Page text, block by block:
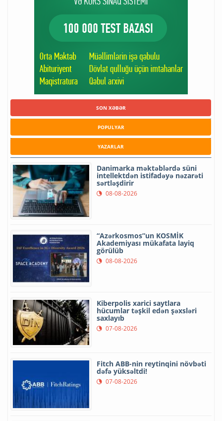
SON XƏBƏR
POPULYAR
YAZARLAR
Danimarka məktəblərdə süni
intellektdən istifadəyə nəzarəti
sərtləşdirir
08-08-2026
“Azərkosmos”un KOSMİK
Akademiyası mükafata layiq
görülüb
08-08-2026
Kiberpolis xarici saytlara
hücumlar təşkil edən şəxsləri
saxlayıb
07-08-2026
Fitch ABB-nin reytinqini növbəti
dəfə yüksəltdi!
07-08-2026